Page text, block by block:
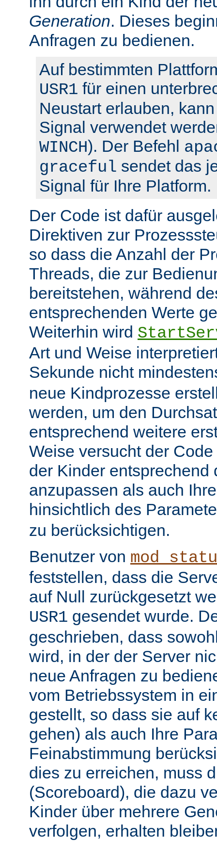
Generation. Dieses
Anfragen zu bedienen.
Auf bestimmten
USR1 für einen
Neustart erlauben,
Signal verwendet
WINCH). Der Befehl
graceful sendet das
Signal für Ihre Platform.
Der Code ist dafür
Direktiven zur
so dass die Anzahl der
Threads, die zur
bereitstehen, während
entsprechenden Werte
Weiterhin wird
Art und Weise
Sekunde nicht
neue Kindprozesse
werden, um den
entsprechend weitere
Weise versucht der
der Kinder entsprechend
anzupassen als auch
hinsichtlich des
zu berücksichtigen.
Benutzer von
feststellen, dass die
auf Null zurückgesetzt
USR1 gesendet wurde.
geschrieben, dass
wird, in der der Server
neue Anfragen zu
vom Betriebssystem in
gestellt, so dass sie auf
gehen) als auch Ihre
Feinabstimmung
dies zu erreichen, muss
(Scoreboard), die dazu
Kinder über mehrere
verfolgen, erhalten